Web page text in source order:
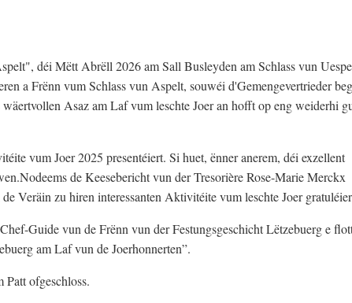
déi Mëtt Abrëll 2026 am Sall Busleyden am Schlass vun
a Frënn vum Schlass vun Aspelt, souwéi d'Gemengevertrieder
Asaz am Laf vum leschte Joer an hofft op eng weiderhi
vum Joer 2025 presentéiert. Si huet, ënner anerem, déi exzellent
de Keesebericht vun der Tresorière Rose-Marie Merckx
Veräin zu hiren interessanten Aktivitéite vum leschte Joer
Guide vun de Frënn vun der Festungsgeschicht Lëtzebuerg e
am Laf vun de Joerhonnerten”.
ofgeschloss.